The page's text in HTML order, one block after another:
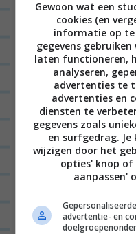
HOTSPOTS 64
Hey! Ben je op
om te dineren in
helemaal op de
Lees verder
Gewoon wat een
cookies (en
informatie op te
gegevens
laten functioneren,
analyseren,
advertenties te
advertenties en
diensten te
gegevens zoals
en surfgedrag.
wijzigen door het
opties' knop of
aanpassen'
advertentie- en